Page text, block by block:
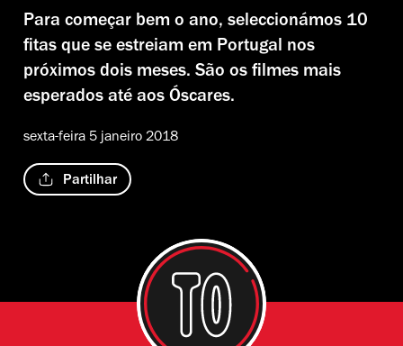
Para começar bem o ano, seleccionámos 10
fitas que se estreiam em Portugal nos
próximos dois meses. São os filmes mais
esperados até aos Óscares.
sexta-feira 5 janeiro 2018
Partilhar